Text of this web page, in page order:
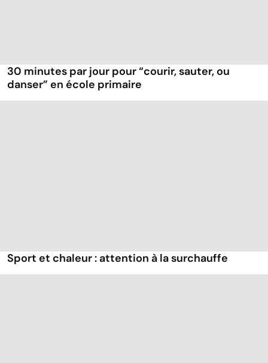
30 minutes par jour pour “courir, sauter, ou
danser” en école primaire
Sport et chaleur : attention à la surchauffe